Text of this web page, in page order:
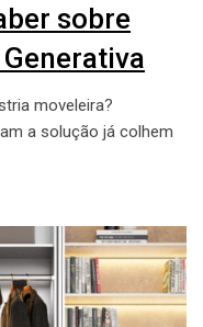
sobre
moveleira?
a solução já colhem